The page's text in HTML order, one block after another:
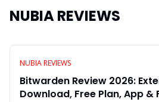
NUBIA REVIEWS
NUBIA REVIEWS
Bitwarden Review 2026:
Download, Free Plan, App &